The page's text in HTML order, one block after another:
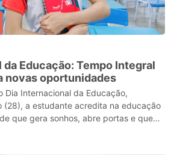
Educação: Tempo Integral
novas oportunidades
Dia Internacional da Educação,
(28), a estudante acredita na educação
que gera sonhos, abre portas e que